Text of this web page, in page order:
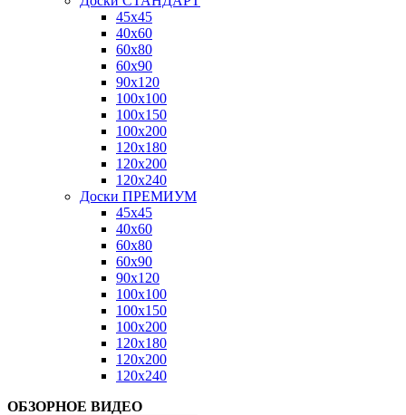
45x45
40x60
60x80
60x90
90x120
100x100
100x150
100x200
120x180
120x200
120x240
Доски ПРЕМИУМ
45x45
40x60
60x80
60x90
90x120
100x100
100x150
100x200
120x180
120x200
120x240
ОБЗОРНОЕ ВИДЕО